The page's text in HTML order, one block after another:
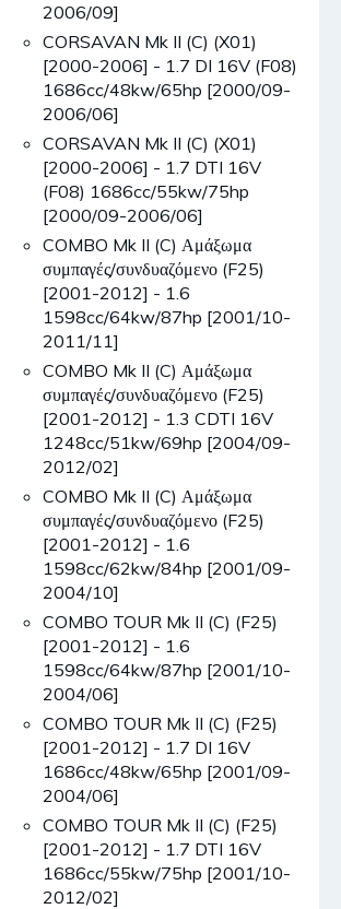
2006/09]
CORSAVAN Mk II (C) (X01)
[2000-2006] - 1.7 DI 16V (F08)
1686cc/48kw/65hp [2000/09-
2006/06]
CORSAVAN Mk II (C) (X01)
[2000-2006] - 1.7 DTI 16V
(F08) 1686cc/55kw/75hp
[2000/09-2006/06]
COMBO Mk II (C) Αμάξωμα
συμπαγές/συνδυαζόμενο (F25)
[2001-2012] - 1.6
1598cc/64kw/87hp [2001/10-
2011/11]
COMBO Mk II (C) Αμάξωμα
συμπαγές/συνδυαζόμενο (F25)
[2001-2012] - 1.3 CDTI 16V
1248cc/51kw/69hp [2004/09-
2012/02]
COMBO Mk II (C) Αμάξωμα
συμπαγές/συνδυαζόμενο (F25)
[2001-2012] - 1.6
1598cc/62kw/84hp [2001/09-
2004/10]
COMBO TOUR Mk II (C) (F25)
[2001-2012] - 1.6
1598cc/64kw/87hp [2001/10-
2004/06]
COMBO TOUR Mk II (C) (F25)
[2001-2012] - 1.7 DI 16V
1686cc/48kw/65hp [2001/09-
2004/06]
COMBO TOUR Mk II (C) (F25)
[2001-2012] - 1.7 DTI 16V
1686cc/55kw/75hp [2001/10-
2012/02]